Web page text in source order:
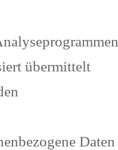
übermittelt
Daten